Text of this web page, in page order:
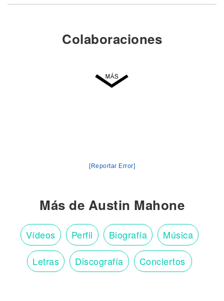
Colaboraciones
[Reportar Error]
Más de Austin Mahone
Vídeos Perfil Biografía Música
Letras Discografía Conciertos